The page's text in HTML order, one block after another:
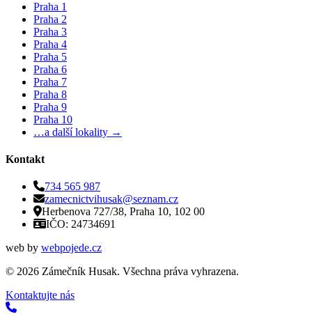
Praha 1
Praha 2
Praha 3
Praha 4
Praha 5
Praha 6
Praha 7
Praha 8
Praha 9
Praha 10
…a další lokality →
Kontakt
734 565 987
zamecnictvihusak@seznam.cz
Herbenova 727/38, Praha 10, 102 00
IČO: 24734691
web by webpojede.cz
© 2026 Zámečník Husak. Všechna práva vyhrazena.
Kontaktujte nás